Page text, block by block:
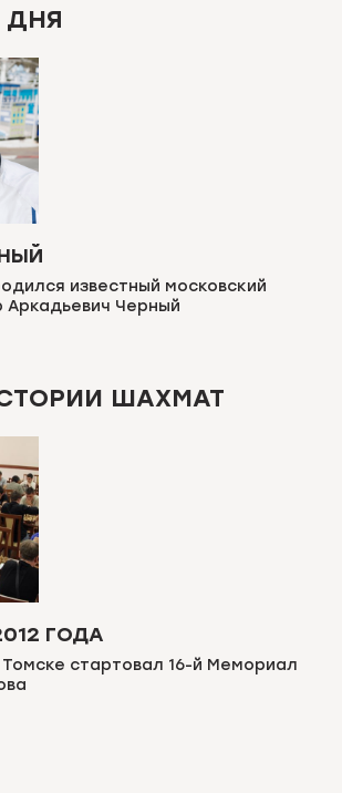
ДНЯ
известный московский
Аркадьевич Черный
ШАХМАТ
ГОДА
Томске стартовал 16-й Мемориал